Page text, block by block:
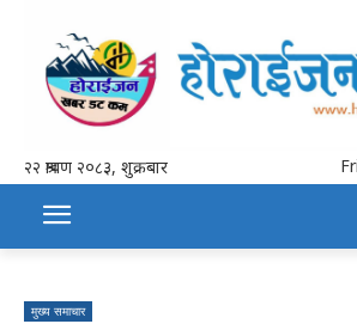
२२ श्रावण २०८३, शुक्रबार
मुख्य समाचार